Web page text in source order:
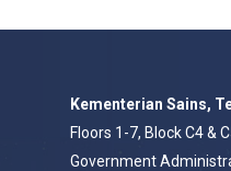
Kementerian Sains,
Floors 1-7, Block C4 &
Government